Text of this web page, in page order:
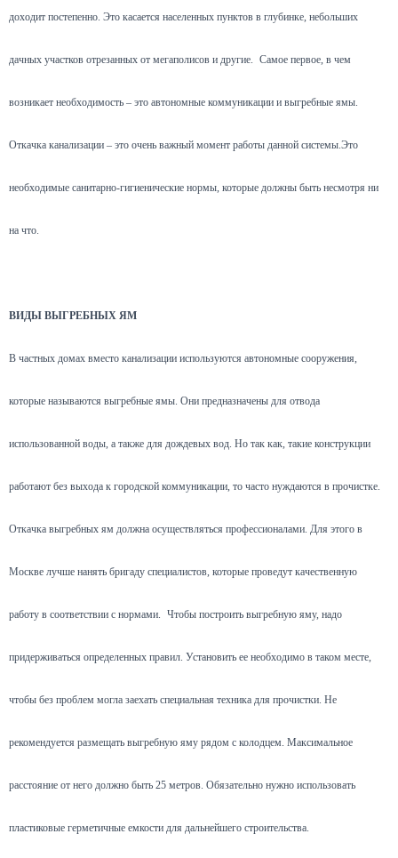
доходит постепенно. Это касается населенных пунктов в глубинке, небольших
дачных участков отрезанных от мегаполисов и другие. Самое первое, в чем
возникает необходимость – это автономные коммуникации и выгребные ямы.
Откачка канализации – это очень важный момент работы данной системы.Это
необходимые санитарно-гигиенические нормы, которые должны быть несмотря ни
на что.
ВИДЫ ВЫГРЕБНЫХ ЯМ
В частных домах вместо канализации используются автономные сооружения,
которые называются выгребные ямы. Они предназначены для отвода
использованной воды, а также для дождевых вод. Но так как, такие конструкции
работают без выхода к городской коммуникации, то часто нуждаются в прочистке.
Откачка выгребных ям должна осуществляться профессионалами. Для этого в
Москве лучше нанять бригаду специалистов, которые проведут качественную
работу в соответствии с нормами. Чтобы построить выгребную яму, надо
придерживаться определенных правил. Установить ее необходимо в таком месте,
чтобы без проблем могла заехать специальная техника для прочистки. Не
рекомендуется размещать выгребную яму рядом с колодцем. Максимальное
расстояние от него должно быть 25 метров. Обязательно нужно использовать
пластиковые герметичные емкости для дальнейшего строительства.